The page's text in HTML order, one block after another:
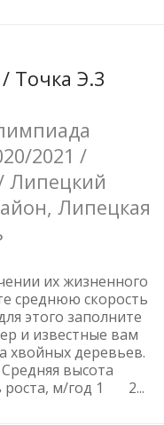
Точка Э.3
2021 /
Липецкий
Липецкая
их жизненного
среднюю скорость
этого заполните
и известные вам
хвойных деревьев.
высота
роста, м/год 1 2...